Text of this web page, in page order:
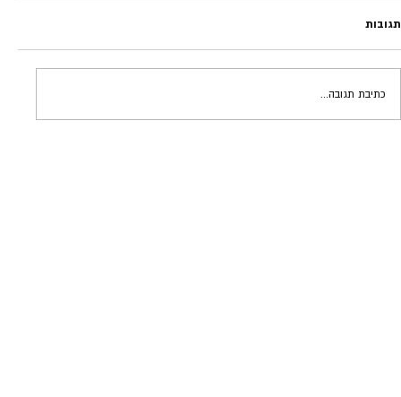
אינסטינקטים מסוכנים | גידי פרדר
תגובות
כתיבת תגובה...